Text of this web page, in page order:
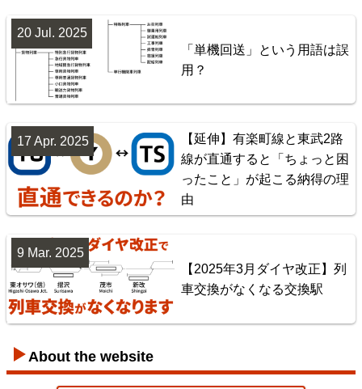
神奈川臨海鉄道配線略図 増補版
楽天市場 書泉 BOOTH
「単機回送」という用語は誤
用？
20 Jul. 2025
【延伸】有楽町線と東武2路
線が直通すると「ちょっと困
ったこと」が起こる納得の理
由
17 Apr. 2025
【2025年3月ダイヤ改正】列
車交換がなくなる交換駅
9 Mar. 2025
About the website